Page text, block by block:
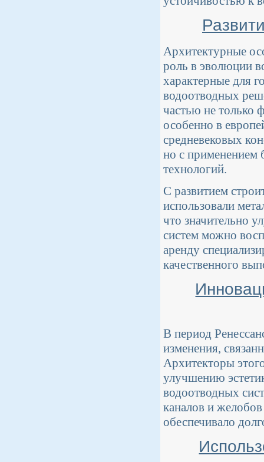
Архитектурные
роль в эволюции
характерные для
водоотводных
частью не только
особенно в
средневековых
но с применением
технологий.
С развитием
использовали
что значительно
систем можно
аренду
качественного
В период
изменения,
Архитекторы
улучшению
водоотводных
каналов и
обеспечивало